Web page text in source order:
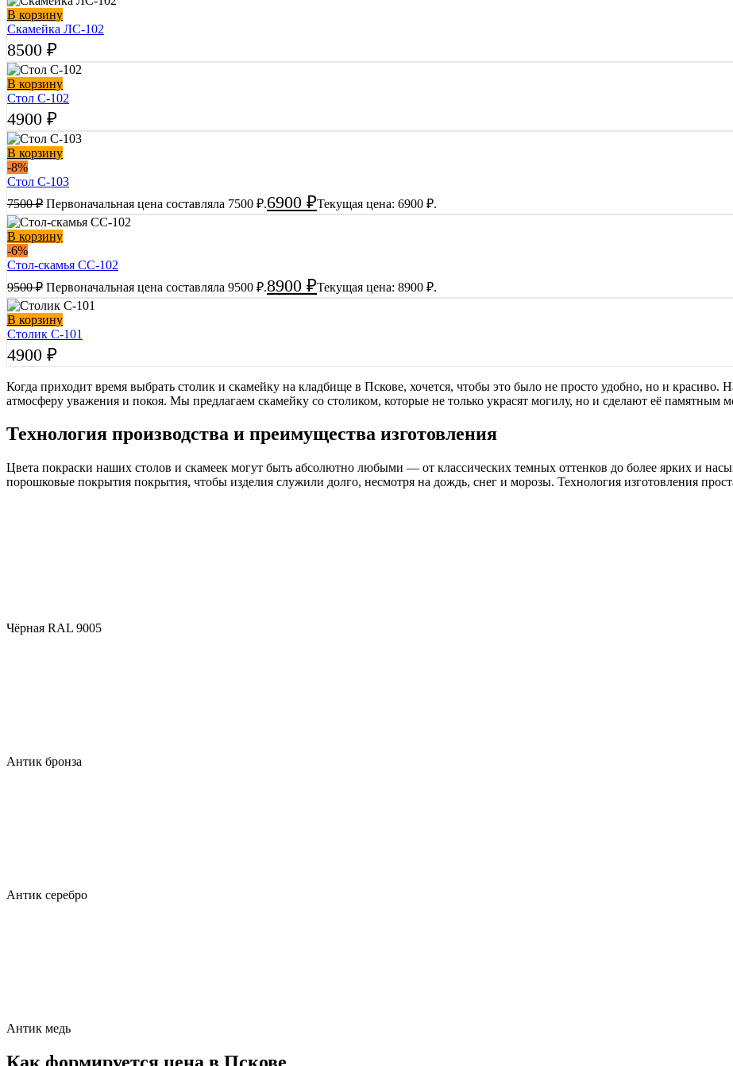
В корзину
Скамейка ЛС-102
8500 ₽
В корзину
Стол С-102
4900 ₽
В корзину
-8%
Стол С-103
7500₽ Первоначальная цена составляла 7500 ₽.6900 ₽Текущая цена: 6900 ₽.
В корзину
-6%
Стол-cкамья СС-102
9500₽ Первоначальная цена составляла 9500 ₽.8900 ₽Текущая цена: 8900 ₽.
В корзину
Столик С-101
4900 ₽
Когда приходит время выбрать столик и скамейку на кладбище в Пскове, хочется, чтобы это было не просто удобно, но и красиво.
атмосферу уважения и покоя. Мы предлагаем скамейку со столиком, которые не только украсят могилу, но и сделают её памятным
Технология производства и преимущества изготовления
Цвета покраски наших столов и скамеек могут быть абсолютно любыми — от классических темных оттенков до более ярких и
порошковые покрытия покрытия, чтобы изделия служили долго, несмотря на дождь, снег и морозы. Технология изготовления
Чёрная RAL 9005
Антик бронза
Антик серебро
Антик медь